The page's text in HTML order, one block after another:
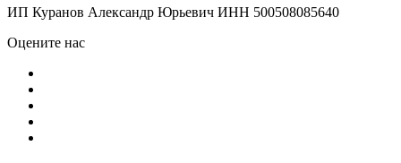
ИП Куранов Александр Юрьевич ИНН 500508085640
Оцените нас